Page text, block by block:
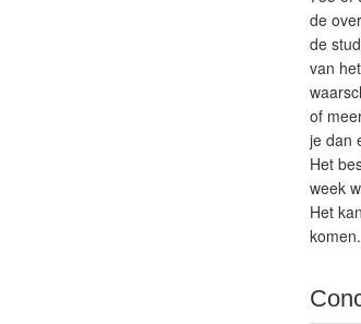
de
de
van
of
je dan
Het
week
Het
komen.